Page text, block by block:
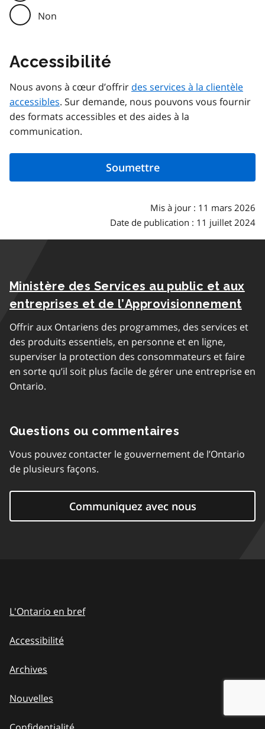
Non
Accessibilité
Nous avons à cœur d’offrir des services à la clientèle
accessibles. Sur demande, nous pouvons vous fournir
des formats accessibles et des aides à la
communication.
Mis à jour : 11 mars 2026
Date de publication : 11 juillet 2024
Ministère des Services au public et aux
entreprises et de l’Approvisionnement
Offrir aux Ontariens des programmes, des services et
des produits essentiels, en personne et en ligne,
superviser la protection des consommateurs et faire
en sorte qu’il soit plus facile de gérer une entreprise en
Ontario.
Questions ou commentaires
Vous pouvez contacter le gouvernement de l’Ontario
de plusieurs façons.
Communiquez avec nous
L'Ontario en bref
Accessibilité
Archives
Nouvelles